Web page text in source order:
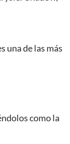
una de las más
como la